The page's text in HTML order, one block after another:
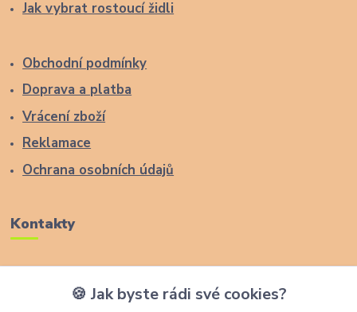
Jak vybrat rostoucí židli
Obchodní podmínky
Doprava a platba
Vrácení zboží
Reklamace
Ochrana osobních údajů
Kontakty
+420 774 291 043
🍪 Jak byste rádi své cookies?